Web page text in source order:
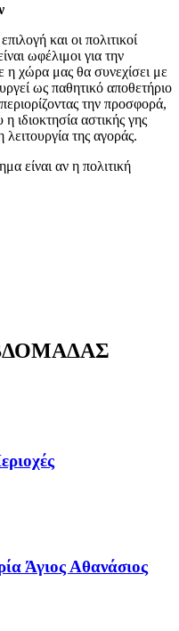
και οι πολιτικοί
ωφέλιμοι για την
η χώρα μας θα συνεχίσει με
ως παθητικό αποθετήριο
την προσφορά,
ιδιοκτησία αστικής γης
της αγοράς.
είναι αν η πολιτική
Άγιος Αθανάσιος